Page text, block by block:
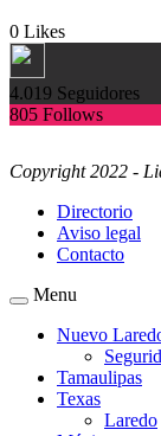
0 Likes
4.019 Seguidores
805 Follows
Copyright 2022 -
Directorio
Aviso legal
Contacto
Menu
Nuevo
Tamaulipas
Texas
Laredo